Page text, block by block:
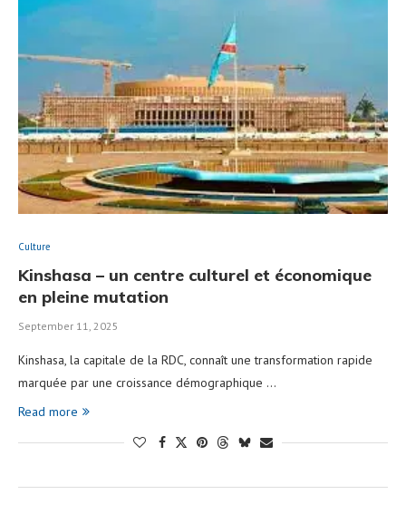
Culture
Kinshasa – un centre culturel et économique
en pleine mutation
September 11, 2025
Kinshasa, la capitale de la RDC, connaît une transformation rapide
marquée par une croissance démographique …
Read more